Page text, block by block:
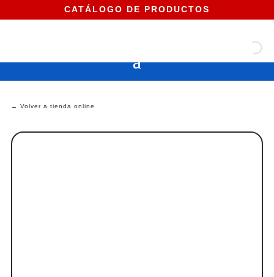
CATÁLOGO DE PRODUCTOS
← Volver a tienda online